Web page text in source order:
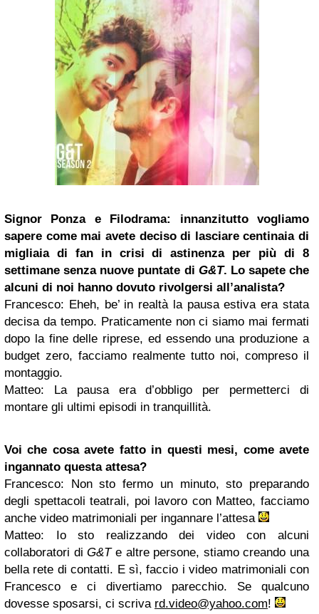
Signor Ponzae Filodrama: innanzitutto vogliamo
sapere come mai avete deciso di lasciare centinaia di
migliaia di fan in crisi di astinenza per più di 8
settimane senza nuove puntate di G&T. Lo sapete che
alcuni di noi hanno dovuto rivolgersi all’analista?
Francesco: Eheh, be’ in realtà la pausa estiva era stata
decisa da tempo. Praticamente non ci siamo mai fermati
dopo la fine delle riprese, ed essendo una produzione a
budget zero, facciamo realmente tutto noi, compreso il
montaggio.
Matteo: La pausa era d’obbligo per permetterci di
montare gli ultimi episodi in tranquillità.
Voi che cosa avete fatto in questi mesi, come avete
ingannato questa attesa?
Francesco: Non sto fermo un minuto, sto preparando
degli spettacoli teatrali, poi lavoro con Matteo, facciamo
anche video matrimoniali per ingannare l’attesa
Matteo: Io sto realizzando dei video con alcuni
collaboratori diG&Te altre persone, stiamo creando una
bella rete di contatti. E sì, faccio i video matrimoniali con
Francesco e ci divertiamo parecchio. Se qualcuno
dovesse sposarsi, ci scriva rd.video@yahoo.com!